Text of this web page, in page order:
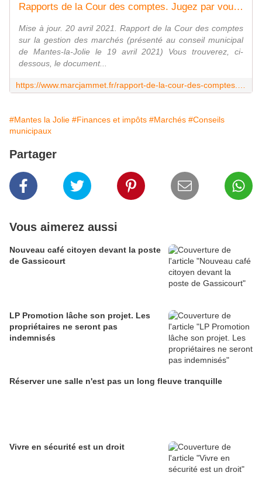
Rapports de la Cour des comptes. Jugez par vous-même. - Le blog de Marc Jammet, conseiller municipal PCF de Mantes la Jolie
Mise à jour. 20 avril 2021. Rapport de la Cour des comptes
sur la gestion des marchés (présenté au conseil municipal
de Mantes-la-Jolie le 19 avril 2021) Vous trouverez, ci-
dessous, le document...
#Mantes la Jolie #Finances et impôts #Marchés #Conseils
municipaux
Partager
Vous aimerez aussi
Nouveau café citoyen devant la poste
de Gassicourt
LP Promotion lâche son projet. Les
propriétaires ne seront pas
indemnisés
Réserver une salle n'est pas un long fleuve tranquille
Vivre en sécurité est un droit